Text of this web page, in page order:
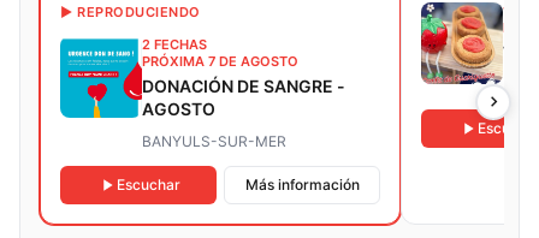
▶ REPRODUCIENDO
2 FECHAS
PRÓXIMA 7 DE AGOSTO
DONACIÓN DE SANGRE -
AGOSTO
BANYULS-SUR-MER
Escuchar Más información
17